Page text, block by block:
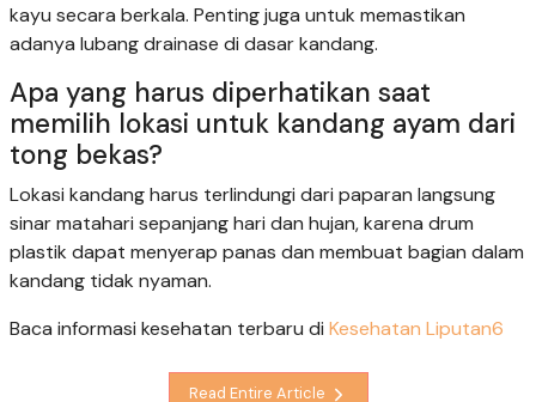
kayu secara berkala. Penting juga untuk memastikan
adanya lubang drainase di dasar kandang.
Apa yang harus diperhatikan saat
memilih lokasi untuk kandang ayam dari
tong bekas?
Lokasi kandang harus terlindungi dari paparan langsung
sinar matahari sepanjang hari dan hujan, karena drum
plastik dapat menyerap panas dan membuat bagian dalam
kandang tidak nyaman.
Baca informasi kesehatan terbaru di Kesehatan Liputan6
Read Entire Article